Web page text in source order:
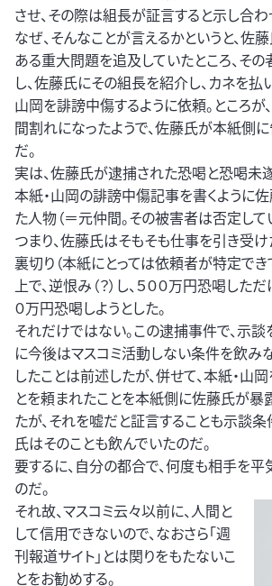
させ、その際は組長が証言すると示し合わ
なぜ、そんなことが言えるかというと、佐
ある重大問題を追及していたところ、そ
し、佐藤氏にその組長を紹介し、カネを払
山岡を誹謗中傷するように依頼。ところが
間割れになったようで、佐藤氏が本紙側
だ。
実は、佐藤氏が逮捕された恐喝と恐喝未
本紙・山岡の誹謗中傷記事を書くように
た人物（＝元仲間。その被害者は否定して
つまり、佐藤氏はそもそも仕事を引き受
裏切り（本紙にとっては依頼者が特定でき
上で、逆恨み（？）し、５００万円恐喝しただ
０万円恐喝しようとした。
それだけではない。この逮捕事件で、示談
に今後はマスコミ活動しない条件を飲み
したことは前述したが、併せて、本紙・山
とを頼まれたことを本紙側に佐藤氏が暴
たが、それを嘘だと証言することも示談条
氏はそのことも飲んでいたのだ。
要するに、自分の都合で、何度も相手を
のだ。
それ故、マスコミ云々以前に、人間と
して信用できないので、なおさら「週
刊報道サイト」とは関りをもたないこ
とをお勧めする。